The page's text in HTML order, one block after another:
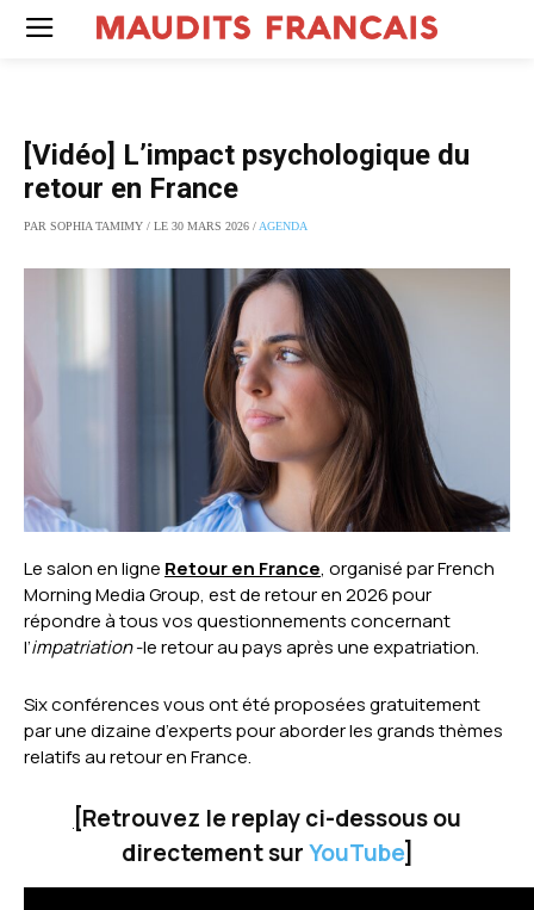
[Vidéo] L’impact psychologique du
retour en France
PAR SOPHIA TAMIMY / LE 30 MARS 2026 /AGENDA
Le salon en ligne Retour en France, organisé par French
Morning Media Group, est de retour en 2026 pour
répondre à tous vos questionnements concernant
l’impatriation-le retour au pays après une expatriation.
Six conférences vous ont été proposées gratuitement
par une dizaine d’experts pour aborder les grands thèmes
relatifs au retour en France.
[Retrouvez le replay ci-dessous ou
directement surYouTube]